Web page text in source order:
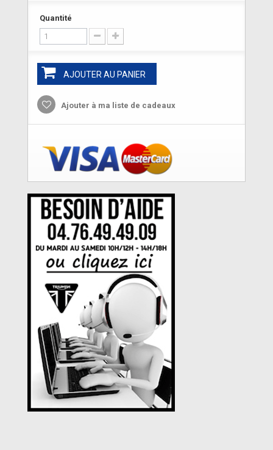
Quantité
AJOUTER AU PANIER
Ajouter à ma liste de cadeaux